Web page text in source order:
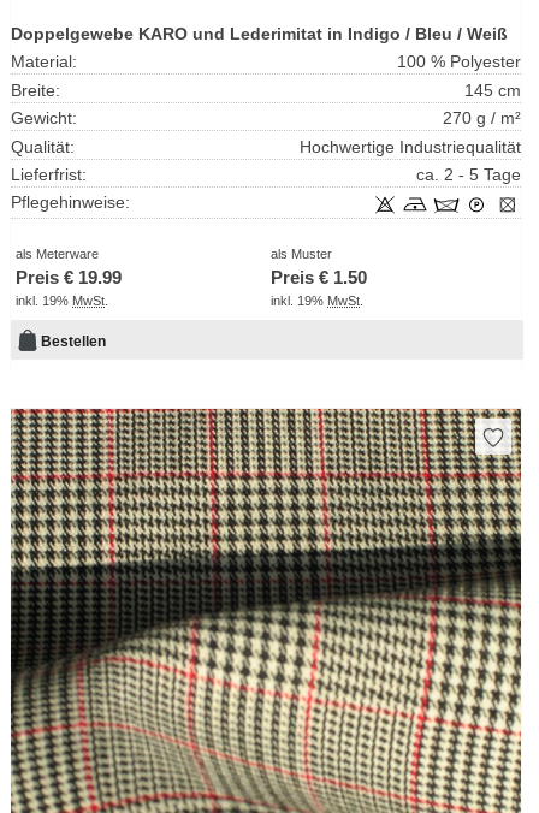
Doppelgewebe KARO und Lederimitat in Indigo / Bleu / Weiß
Material:
100 % Polyester
Breite:
145 cm
Gewicht:
270 g / m²
Qualität:
Hochwertige Industriequalität
Lieferfrist:
ca. 2 - 5 Tage
Pflegehinweise:
als Meterware
Preis € 19.99
inkl. 19% MwSt.
als Muster
Preis € 1.50
inkl. 19% MwSt.
Bestellen